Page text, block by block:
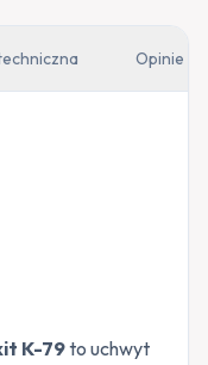
Opinie
K-79to uchwyt